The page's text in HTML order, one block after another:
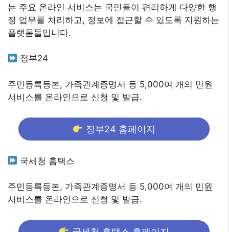
는 주요 온라인 서비스는 국민들이 편리하게 다양한 행
정 업무를 처리하고, 정보에 접근할 수 있도록 지원하는
플랫폼들입니다.
정부24
주민등록등본, 가족관계증명서 등 5,000여 개의 민원
서비스를 온라인으로 신청 및 발급.
정부24 홈페이지
국세청 홈택스
주민등록등본, 가족관계증명서 등 5,000여 개의 민원
서비스를 온라인으로 신청 및 발급.